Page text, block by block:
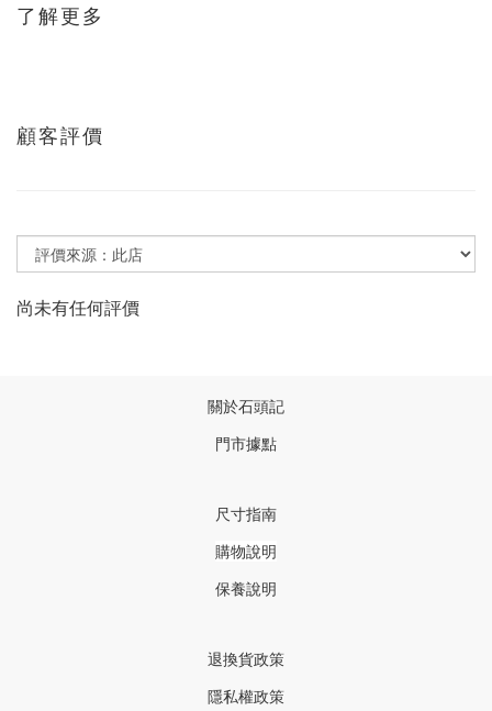
了解更多
顧客評價
尚未有任何評價
關於石頭記
門市據點
尺寸指南
購物說明
保養說明
退換貨政策
隱私權政策